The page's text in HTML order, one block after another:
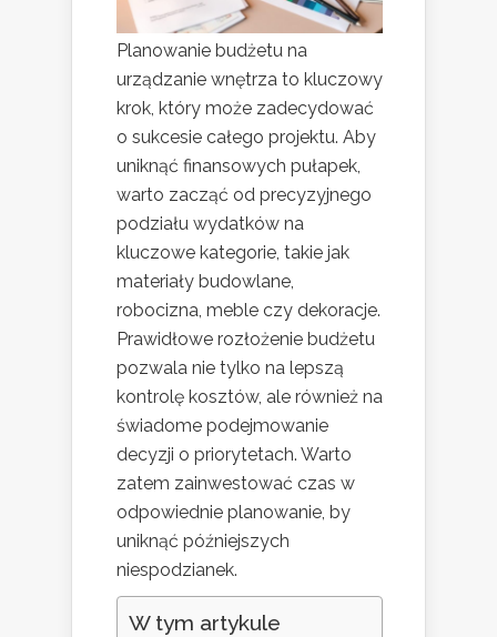
Planowanie budżetu na
urządzanie wnętrza to kluczowy
krok, który może zadecydować
o sukcesie całego projektu. Aby
uniknąć finansowych pułapek,
warto zacząć od precyzyjnego
podziału wydatków na
kluczowe kategorie, takie jak
materiały budowlane,
robocizna, meble czy dekoracje.
Prawidłowe rozłożenie budżetu
pozwala nie tylko na lepszą
kontrolę kosztów, ale również na
świadome podejmowanie
decyzji o priorytetach. Warto
zatem zainwestować czas w
odpowiednie planowanie, by
uniknąć późniejszych
niespodzianek.
W tym artykule